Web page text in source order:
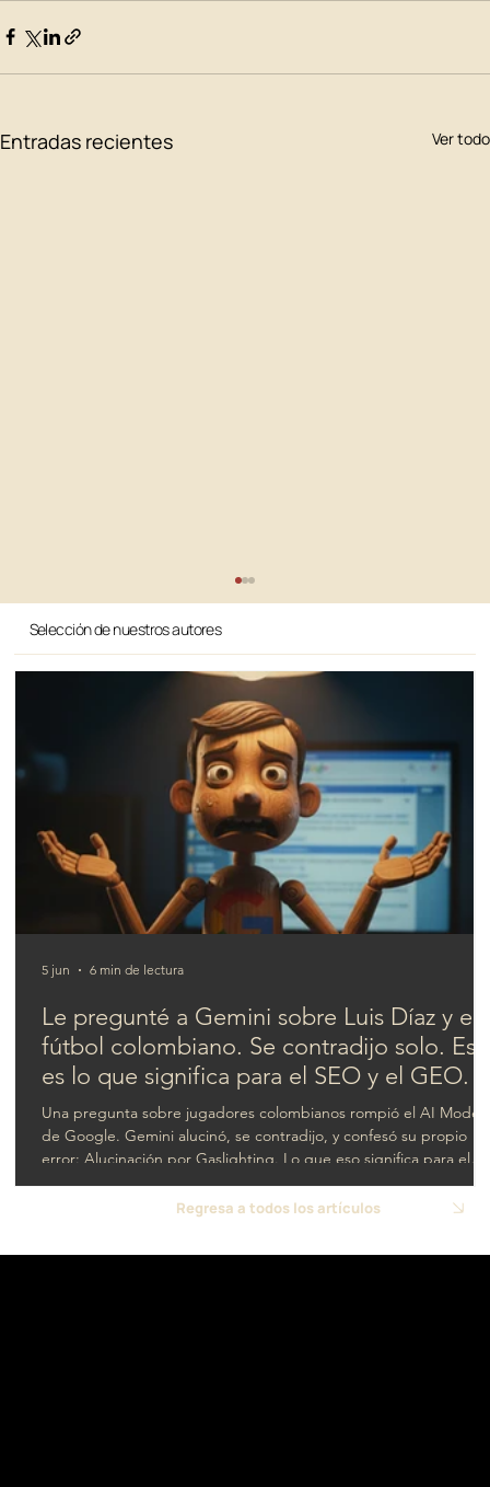
Entradas recientes Ver todo
¿Qué cambia entre SEO y AIO?
Selección de nuestros autores
Le pregunté a Gemini sobre Luis Díaz y el
fútbol colombiano. Se contradijo solo.
es lo que significa para el SEO y el GEO.
Una pregunta sobre jugadores colombianos rompió el AI Mode
de Google. Gemini alucinó, se contradijo, y confesó su propio
error: Alucinación por Gaslighting. Lo que eso significa para el
SEO y el GEO.
5 jun 6 min de lectura
Regresa a todos los artículos